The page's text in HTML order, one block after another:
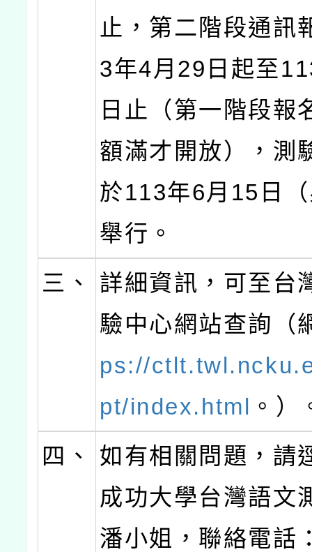
止，第二階段通訊
3年4月29日起至
日止（第一階段報
額滿才開放），測
於113年6月15日
舉行。
三、
詳細資訊，可至台
驗中心網站查詢（
ps://
pt/index.html 。）
四、
如有相關問題，請
成功大學台灣語文
潘小姐，聯絡電話